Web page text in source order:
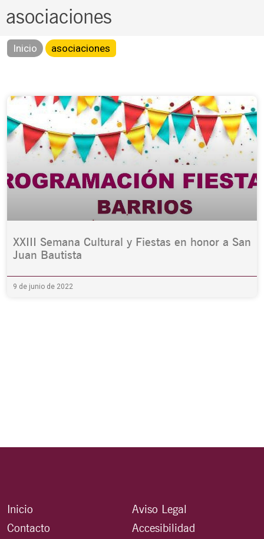
asociaciones
Inicio asociaciones
XXIII Semana Cultural y Fiestas en honor a San
Juan Bautista
9 de junio de 2022
Inicio
Contacto
Aviso Legal
Accesibilidad